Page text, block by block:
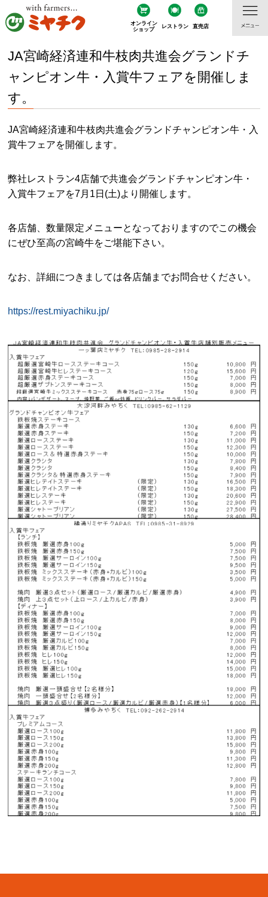
オンライン
ショップ
レストラン 直売店
JA宮崎経済連和牛枝肉共進会グランドチ
ャンピオン牛・入賞牛フェアを開催しま
す。
JA宮崎経済連和牛枝肉共進会グランドチャンピオン牛・入
賞牛フェアを開催します。
弊社レストラン4店舗で共進会グランドチャンピオン牛・
入賞牛フェアを7月 1 日 (土)より開催します。
各店舗、数量限定メニューとなっておりますのでこの機会
にぜひ至高の宮崎牛をご堪能下さい。
なお、詳細につきましては各店舗までお問合せください。
https://rest.miyachiku.jp/